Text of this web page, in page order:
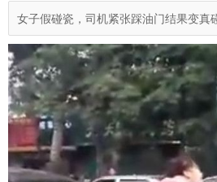
女子假碰瓷，司机紧张踩油门结果变真